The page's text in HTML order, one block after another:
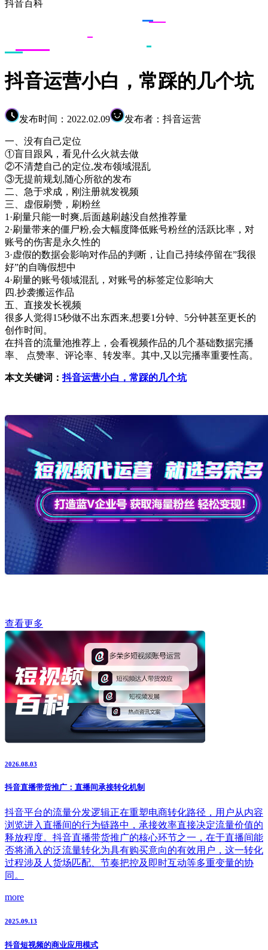
抖音百科
抖音运营小白，常踩的几个坑
发布时间：2022.02.09 发布者：抖音运营
一、没有自己定位
①盲目跟风，看见什么火就去做
②不清楚自己的定位,发布领域混乱
③无提前规划,随心所欲的发布
二、急于求成，刚注册就发视频
三、虚假刷赞，刷粉丝
1·刷量只能一时爽,后面越刷越没自然推荐量
2·刷量带来的僵尸粉,会大幅度降低账号粉丝的活跃比率，对
账号的伤害是永久性的
3·虚假的数据会影响对作品的判断，让自己持续停留在”我很
好”的自嗨假想中
4·刷量的账号领域混乱，对账号的标签定位影响大
四.抄袭搬运作品
五、直接发长视频
很多人觉得15秒做不出东西来,想要1分钟、5分钟甚至更长的
创作时间。
在抖音的流量池推荐上，会看视频作品的几个基础数据完播
率、 点赞率、评论率、转发率。其中,又以完播率重要性高。
本文关键词：抖音运营小白，常踩的几个坑
查看更多
2026.08.03
抖音直播带货推广：直播间承接转化机制
抖音平台的流量分发逻辑正在重塑电商转化路径，用户从内容
浏览进入直播间的行为链路中，承接效率直接决定流量价值的
释放程度。抖音直播带货推广的核心环节之一，在于直播间能
否将涌入的泛流量转化为具有购买意向的有效用户，这一转化
过程涉及人货场匹配、节奏把控及即时互动等多重变量的协
同。
more
2025.09.13
抖音短视频的商业应用模式